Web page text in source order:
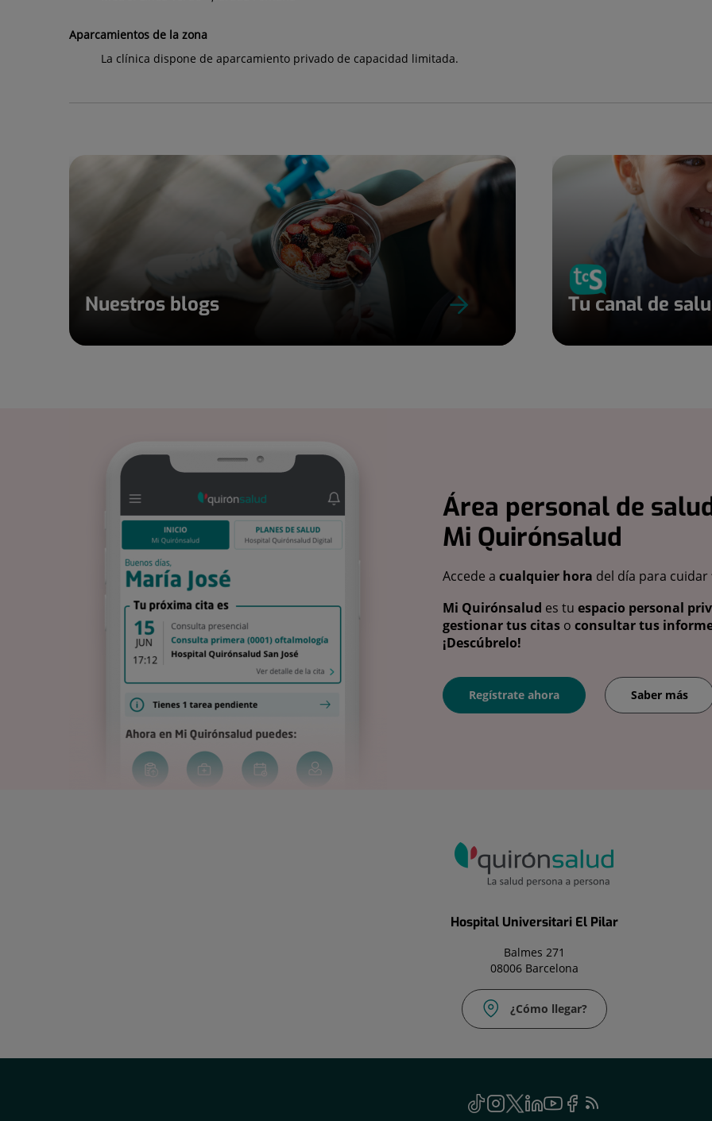
Aparcamientos de la zona
La clínica dispone de aparcamiento privado de capacidad limitada.
Nuestros blogs Tu canal de
Área personal de
Mi Quirónsalud
Accede a cualquier hora del día para cuidar
Mi Quirónsalud es tu espacio personal
gestionar tus citas o consultar tus
¡Descúbrelo!
Regístrate ahora Saber más
Hospital Universitari El Pilar
Balmes 271
08006 Barcelona
¿Cómo llegar?
TikTok
Este
enlace
Instagram
Este
enlace
Twitter
Este
enlace
Linkedin
Este
enlace
Youtube
Este
enlace
Facebook
Este
enlace
Feed
Este